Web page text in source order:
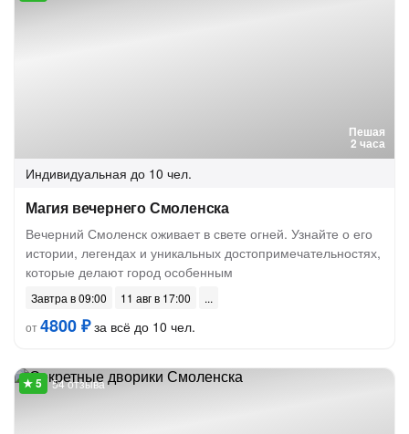
Пешая
2 часа
Индивидуальная до 10 чел.
Магия вечернего Смоленска
Вечерний Смоленск оживает в свете огней. Узнайте о его
истории, легендах и уникальных достопримечательностях,
которые делают город особенным
Завтра в 09:00
11 авг в 17:00
от4800 ₽за всё до 10 чел.
54 отзыва